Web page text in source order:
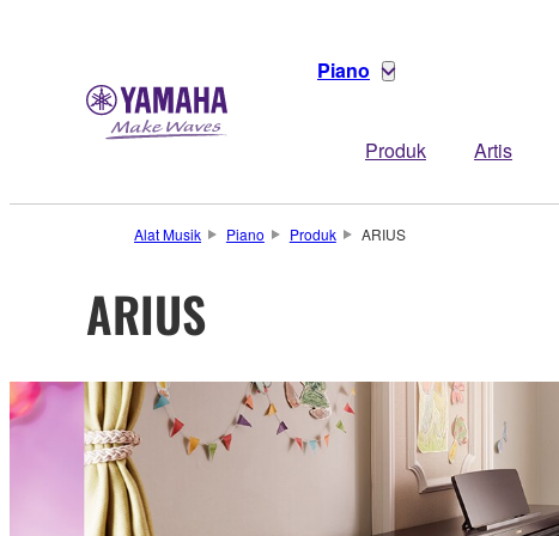
Piano
Produk Artis
Alat Musik Piano Produk ARIUS
ARIUS